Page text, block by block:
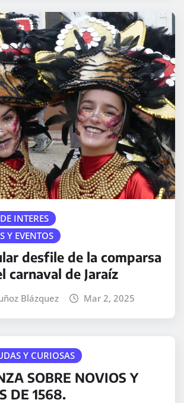
INTERES
Y EVENTOS
desfile de la comparsa
carnaval de Jaraíz
Blázquez Mar 2, 2025
Y CURIOSAS
SOBRE NOVIOS Y
DE 1568.